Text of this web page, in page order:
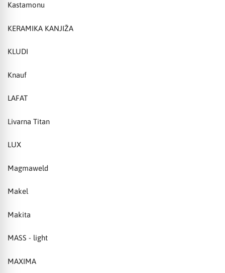
Kastamonu
KERAMIKA KANJIŽA
KLUDI
Knauf
LAFAT
Livarna Titan
LUX
Magmaweld
Makel
Makita
MASS - light
MAXIMA